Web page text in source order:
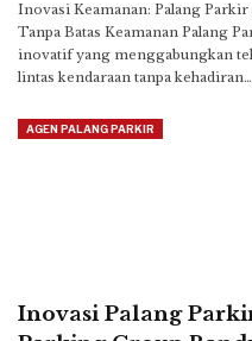
Inovasi Keamanan: Palang
Tanpa Batas Keamanan Palang
inovatif yang menggabungkan
lintas kendaraan tanpa kehadiran…
AGEN PALANG PARKIR
Inovasi Palang